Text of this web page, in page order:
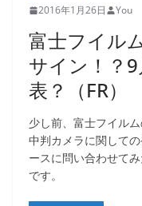
2016年1月26日 You
富士フイル
サイン！？
表？（FR）
少し前、富士フイル
中判カメラに関して
ースに問い合わせて
です。